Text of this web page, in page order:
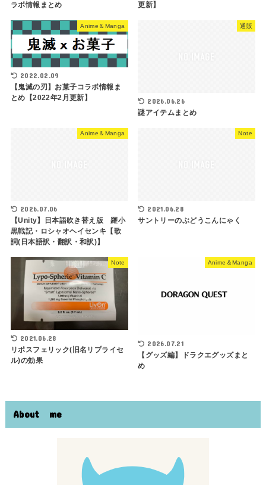
ラボ情報まとめ
更新】
Anime＆Manga
2022.02.09
【鬼滅の刃】お菓子コラボ情報ま
とめ【2022年2月更新】
通販
2026.06.26
謎アイテムまとめ
Anime＆Manga
2026.07.06
【Unity】日本語吹き替え版 羅小
黒戦記・ロシャオヘイセンキ【歌
詞(日本語訳・翻訳・和訳)】
Note
2021.06.28
サントリーのぶどうこんにゃく
Note
2021.06.28
リポスフェリック(旧名リプライセ
ル)の効果
Anime＆Manga
2026.07.21
【グッズ編】ドラクエグッズまと
め
About me